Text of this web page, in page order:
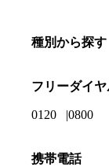
種別から探す
フリーダイヤ
0120 0800
携帯電話